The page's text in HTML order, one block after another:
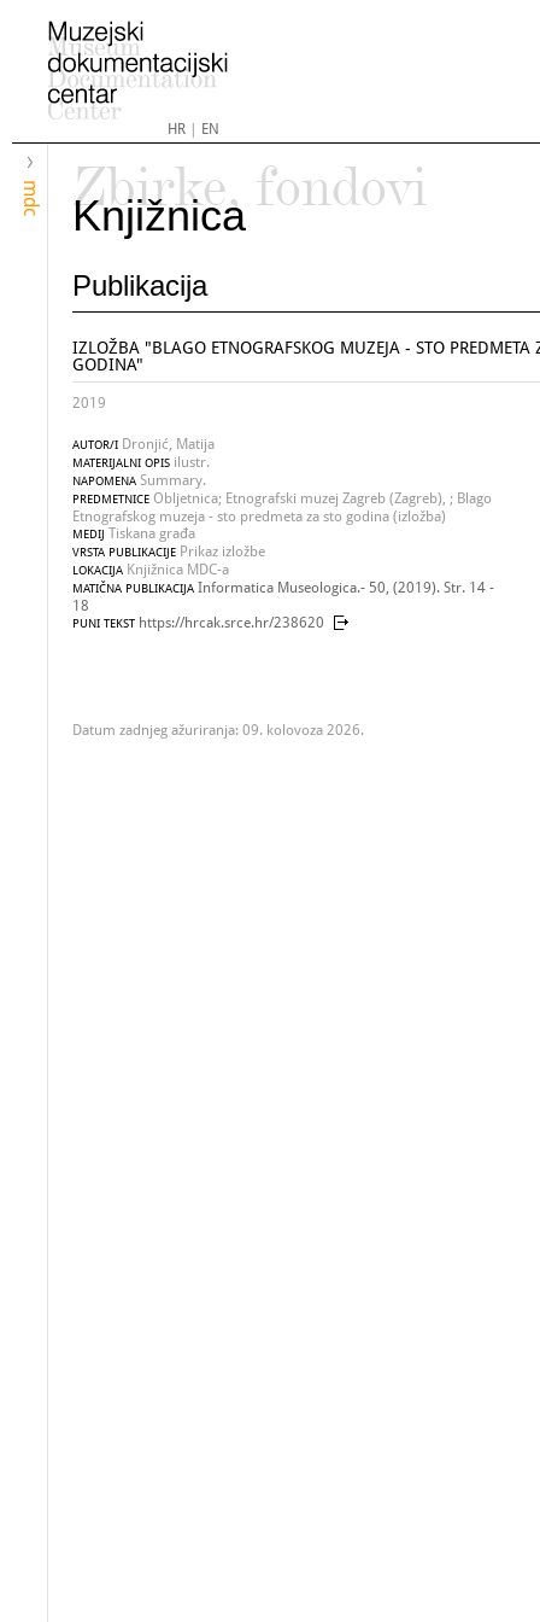
HR| EN
mdc
Zbirke, fondovi
Knjižnica
Publikacija
IZLOŽBA "BLAGO ETNOGRAFSKOG MUZEJA - STO PREDMETA
GODINA"
2019
AUTOR/I Dronjić, Matija
MATERIJALNI OPIS ilustr.
NAPOMENA Summary.
PREDMETNICE Obljetnica; Etnografski muzej Zagreb (Zagreb), ; Blago
Etnografskog muzeja - sto predmeta za sto godina (izložba)
MEDIJ Tiskana građa
VRSTA PUBLIKACIJE Prikaz izložbe
LOKACIJA Knjižnica MDC-a
MATIČNA PUBLIKACIJA Informatica Museologica.- 50, (2019). Str. 14 -
18
PUNI TEKST https://hrcak.srce.hr/238620
Datum zadnjeg ažuriranja: 09. kolovoza 2026.